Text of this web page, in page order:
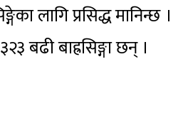
लागि प्रसिद्ध मानिन्छ ।
बढी बाह्रसिङ्गा छन् ।